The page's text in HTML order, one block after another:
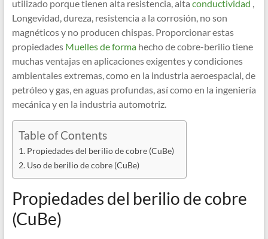
utilizado porque tienen alta resistencia, alta conductividad ,
Longevidad, dureza, resistencia a la corrosión, no son
magnéticos y no producen chispas. Proporcionar estas
propiedadesMuelles de formahecho de cobre-berilio tiene
muchas ventajas en aplicaciones exigentes y condiciones
ambientales extremas, como en la industria aeroespacial, de
petróleo y gas, en aguas profundas, así como en la ingeniería
mecánica y en la industria automotriz.
Table of Contents
Propiedades del berilio de cobre (CuBe)
Uso de berilio de cobre (CuBe)
Propiedades del berilio de cobre
(CuBe)